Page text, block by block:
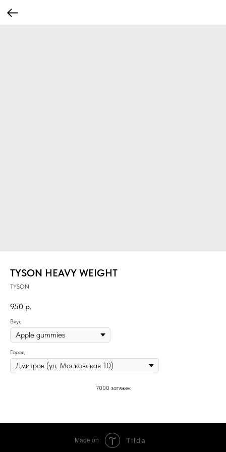
TYSON HEAVY WEIGHT
TYSON
950 р.
Вкус
Город
7000 затяжек
Made on Tilda